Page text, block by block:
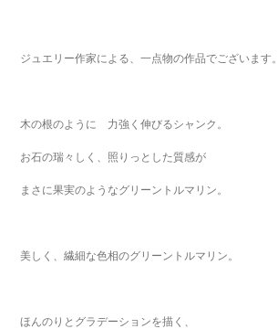
ジュエリー作家による、一点物の作品でございます。
木の根のように 力強く伸びるシャンク。
お石の瑞々しく、照りっとした質感が
まさに果実のようなグリーントルマリン。
美しく、繊細な色相のグリーントルマリン。
ほんのりとグラデーションを描く、